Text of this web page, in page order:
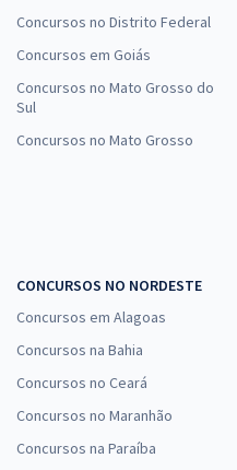
ou 12x de
IFFAR - Instituto Federal
Farroupilha - Conhecimentos
ou 12x de
Concursos no Distrito Federal
Concursos em Goiás
Concursos no Mato Grosso do
Sul
Concursos no Mato Grosso
CONCURSOS NO NORDESTE
Concursos em Alagoas
Concursos na Bahia
Concursos no Ceará
Concursos no Maranhão
Concursos na Paraíba